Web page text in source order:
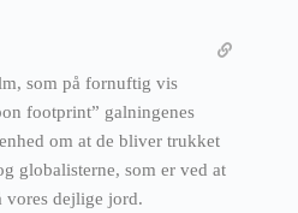
som på fornuftig vis
footprint” galningenes
om at de bliver trukket
globalisterne, som er ved at
vores dejlige jord.